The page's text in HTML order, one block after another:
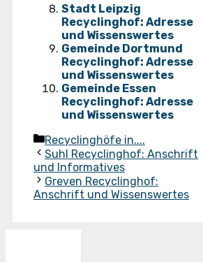
Stadt Leipzig
Recyclinghof: Adresse
und Wissenswertes
Gemeinde Dortmund
Recyclinghof: Adresse
und Wissenswertes
Gemeinde Essen
Recyclinghof: Adresse
und Wissenswertes
Kategorien
Recyclinghöfe in....
Suhl Recyclinghof: Anschrift
und Informatives
Greven Recyclinghof:
Anschrift und Wissenswertes